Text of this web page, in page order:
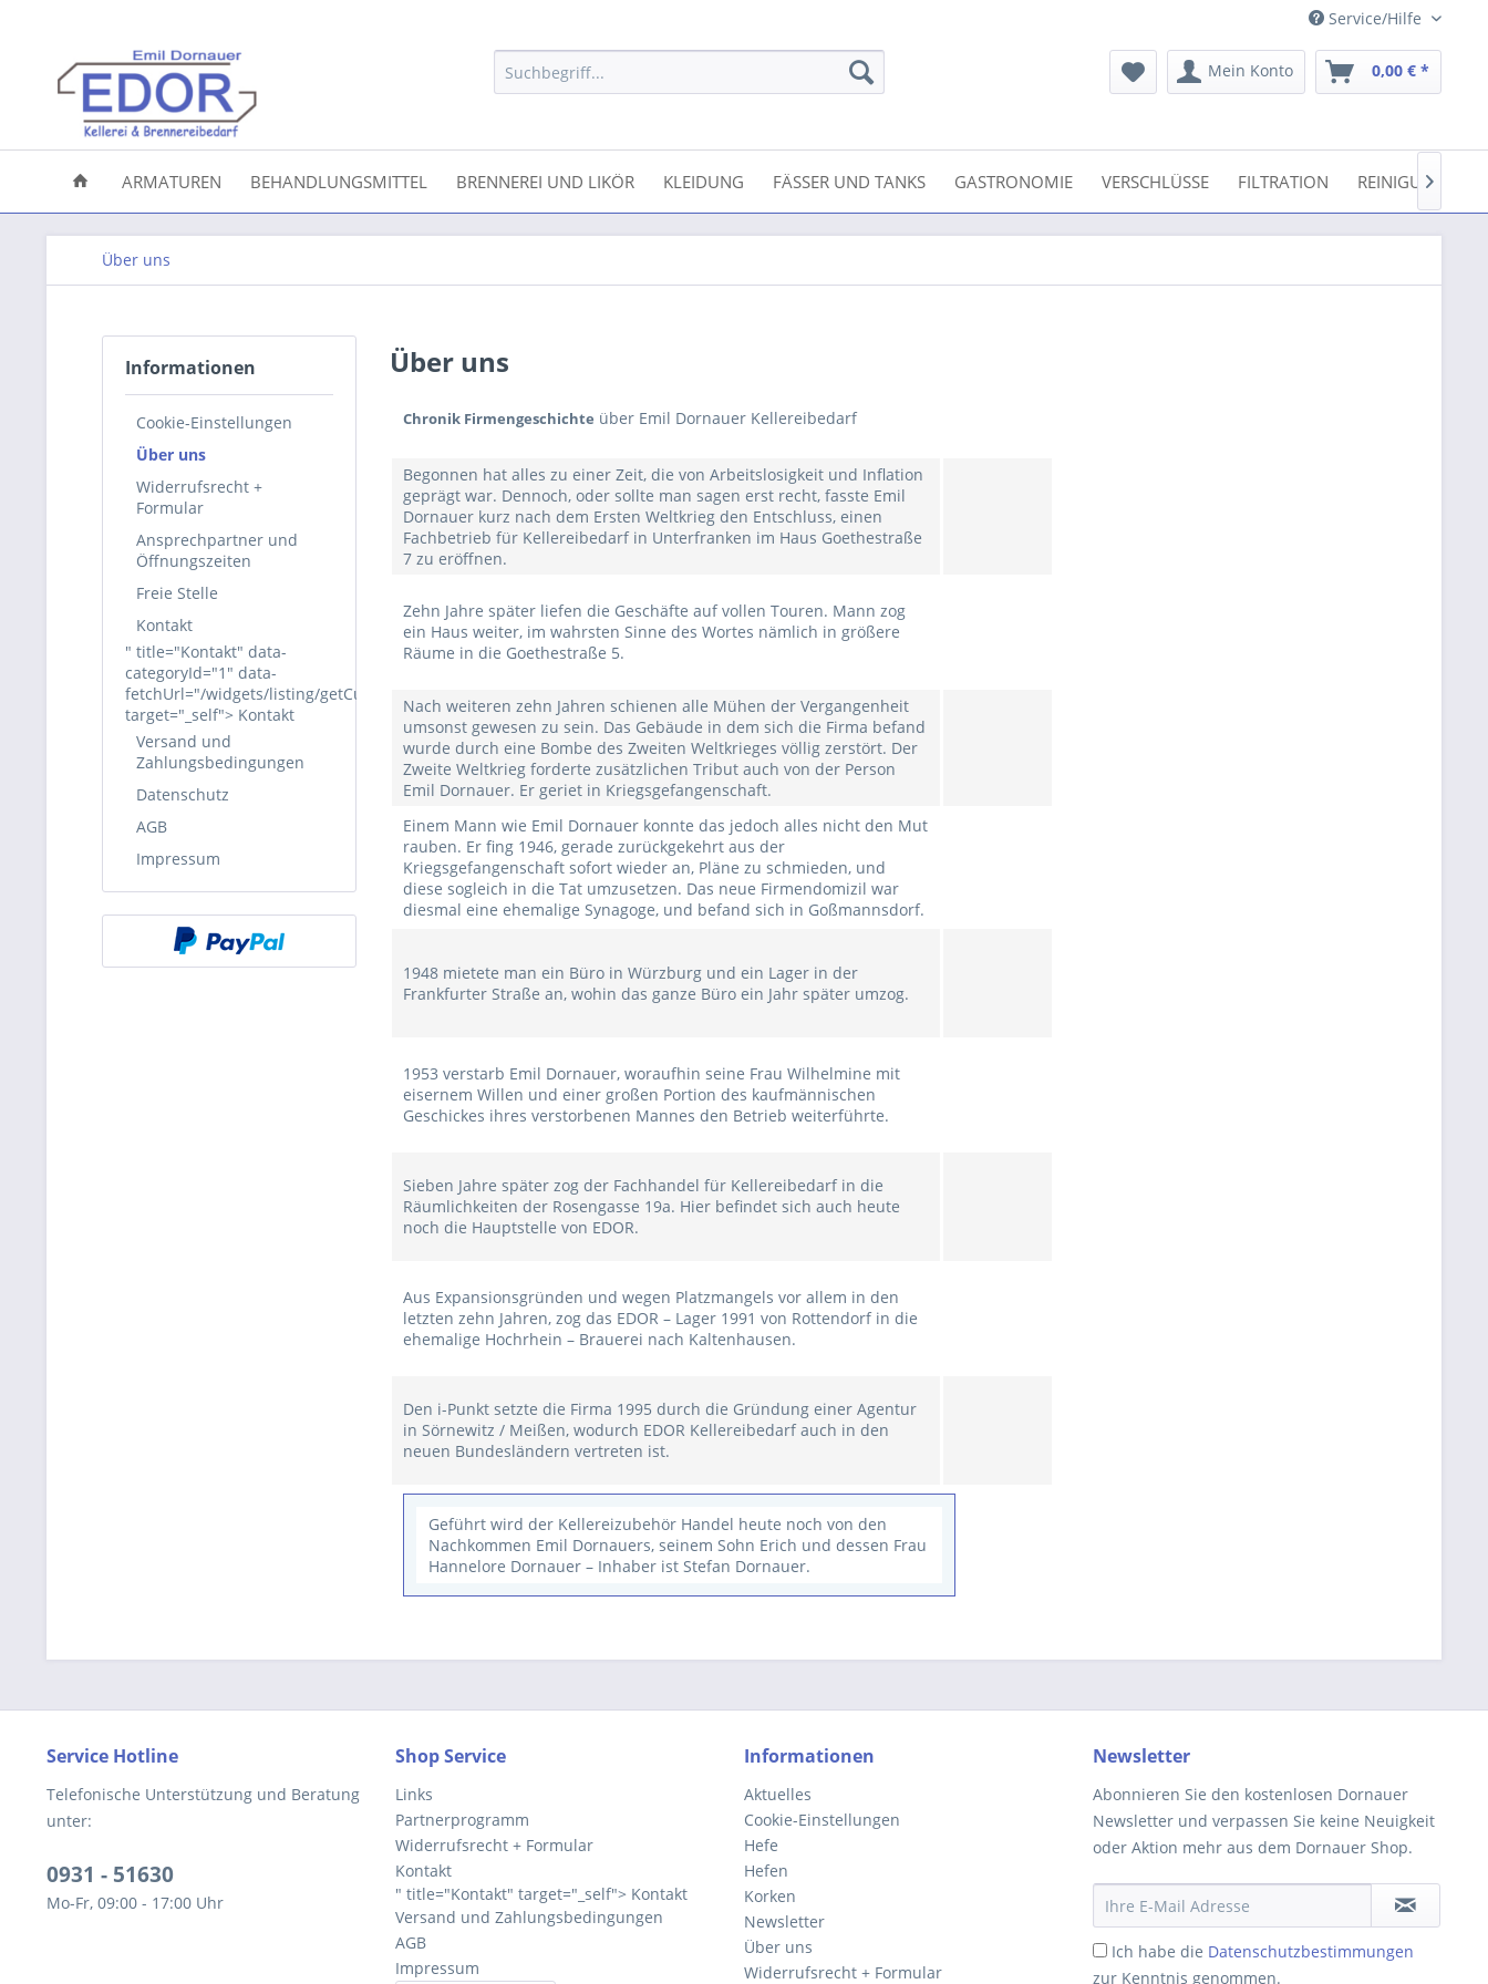
Service/Hilfe
Mein Konto 0,00 € *
ARMATUREN BEHANDLUNGSMITTEL BRENNEREI UND LIKÖR KLEIDUNG FÄSSER UND TANKS GASTRONOMIE VERSCHLÜSSE FILTRATION REINIGUNG

Über uns
Informationen
Cookie-Einstellungen
Über uns
Widerrufsrecht +
Formular
Ansprechpartner und
Öffnungszeiten
Freie Stelle
Kontakt
" title="Kontakt" data-
categoryId="1" data-
fetchUrl="/widgets/listing/getCustomPage/pageId/1"
target="_self"> Kontakt
Versand und
Zahlungsbedingungen
Datenschutz
AGB
Impressum
Über uns
Chronik Firmengeschichte über Emil Dornauer Kellereibedarf
Begonnen hat alles zu einer Zeit, die von Arbeitslosigkeit und Inflation
geprägt war. Dennoch, oder sollte man sagen erst recht, fasste Emil
Dornauer kurz nach dem Ersten Weltkrieg den Entschluss, einen
Fachbetrieb für Kellereibedarf in Unterfranken im Haus Goethestraße
7 zu eröffnen.
Zehn Jahre später liefen die Geschäfte auf vollen Touren. Mann zog
ein Haus weiter, im wahrsten Sinne des Wortes nämlich in größere
Räume in die Goethestraße 5.
Nach weiteren zehn Jahren schienen alle Mühen der Vergangenheit
umsonst gewesen zu sein. Das Gebäude in dem sich die Firma befand
wurde durch eine Bombe des Zweiten Weltkrieges völlig zerstört. Der
Zweite Weltkrieg forderte zusätzlichen Tribut auch von der Person
Emil Dornauer. Er geriet in Kriegsgefangenschaft.
Einem Mann wie Emil Dornauer konnte das jedoch alles nicht den Mut
rauben. Er fing 1946, gerade zurückgekehrt aus der
Kriegsgefangenschaft sofort wieder an, Pläne zu schmieden, und
diese sogleich in die Tat umzusetzen. Das neue Firmendomizil war
diesmal eine ehemalige Synagoge, und befand sich in Goßmannsdorf.
1948 mietete man ein Büro in Würzburg und ein Lager in der
Frankfurter Straße an, wohin das ganze Büro ein Jahr später umzog.
1953 verstarb Emil Dornauer, woraufhin seine Frau Wilhelmine mit
eisernem Willen und einer großen Portion des kaufmännischen
Geschickes ihres verstorbenen Mannes den Betrieb weiterführte.
Sieben Jahre später zog der Fachhandel für Kellereibedarf in die
Räumlichkeiten der Rosengasse 19a. Hier befindet sich auch heute
noch die Hauptstelle von EDOR.
Aus Expansionsgründen und wegen Platzmangels vor allem in den
letzten zehn Jahren, zog das EDOR – Lager 1991 von Rottendorf in die
ehemalige Hochrhein – Brauerei nach Kaltenhausen.
Den i-Punkt setzte die Firma 1995 durch die Gründung einer Agentur
in Sörnewitz / Meißen, wodurch EDOR Kellereibedarf auch in den
neuen Bundesländern vertreten ist.
Geführt wird der Kellereizubehör Handel heute noch von den
Nachkommen Emil Dornauers, seinem Sohn Erich und dessen Frau
Hannelore Dornauer – Inhaber ist Stefan Dornauer.
Service Hotline
Telefonische Unterstützung und Beratung
unter:
0931 - 51630
Mo-Fr, 09:00 - 17:00 Uhr
Shop Service
Links
Partnerprogramm
Widerrufsrecht + Formular
Kontakt
" title="Kontakt" target="_self"> Kontakt
Versand und Zahlungsbedingungen
AGB
Impressum
Informationen
Aktuelles
Cookie-Einstellungen
Hefe
Hefen
Korken
Newsletter
Über uns
Widerrufsrecht + Formular
Newsletter
Abonnieren Sie den kostenlosen Dornauer
Newsletter und verpassen Sie keine Neuigkeit
oder Aktion mehr aus dem Dornauer Shop.
Ich habe die Datenschutzbestimmungen
zur Kenntnis genommen.